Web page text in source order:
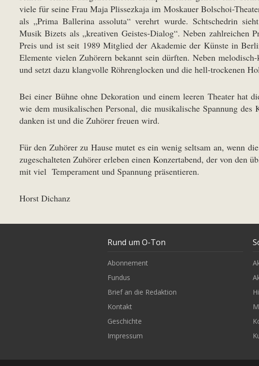
viele für seine Frau Maja Plissezkaja im Moskauer Bolschoi-
als „Prima Ballerina assoluta“ verehrt wurde. Schtschedrin
Musik Bizets als „kreativen Geistes-Dialog“. Neben zahlreichen
Preis und ist seit 1989 Mitglied der Akademie der Künste in
Elemente vielen Zuhörern bekannt sein dürften. Neben
und setzt dazu klangvolle Röhrenglocken und die hell-trockenen
Bei einer Bühne ohne Dekoration und einem leeren Theater hat
wie dem musikalischen Personal, die musikalische Spannung
danken ist und die Zuhörer freuen wird.
Für den Zuhörer zu Hause mutet es ein wenig seltsam an, wenn
zugeschalteten Zuhörer erleben einen Konzertabend, der von den
mit viel Temperament und Spannung präsentieren.
Horst Dichanz
Rund um O-Ton
Abonnement
Fundus
Brief an die Redaktion
Kontakt
Geschichte
Impressum